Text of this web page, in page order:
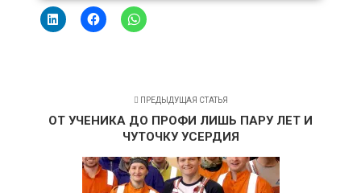
ПРЕДЫДУЩАЯ СТАТЬЯ
ОТ УЧЕНИКА ДО ПРОФИ ЛИШЬ ПАРУ ЛЕТ И
ЧУТОЧКУ УСЕРДИЯ